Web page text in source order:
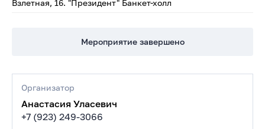
Взлетная, 16. "Президент" ​Банкет-холл
Мероприятие завершено
Организатор
Анастасия Уласевич
+7 (923) 249-3066